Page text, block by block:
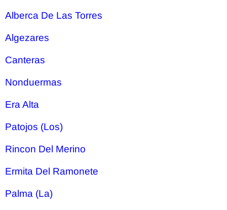
Alberca De Las Torres
Algezares
Canteras
Nonduermas
Era Alta
Patojos (Los)
Rincon Del Merino
Ermita Del Ramonete
Palma (La)